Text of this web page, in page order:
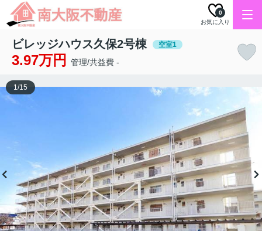
お気に入り
0
ビレッジハウス久保2号棟 空室1
3.97万円 管理/共益費 -
1/15